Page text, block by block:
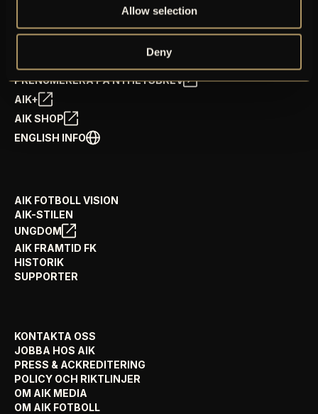
Allow selection
Deny
NYHETER
PRENUMERERA PÅ NYHETSBREV
AIK+
AIK SHOP
ENGLISH INFO
AIK FOTBOLL VISION
AIK-STILEN
UNGDOM
AIK FRAMTID FK
HISTORIK
SUPPORTER
KONTAKTA OSS
JOBBA HOS AIK
PRESS & ACKREDITERING
POLICY OCH RIKTLINJER
OM AIK MEDIA
OM AIK FOTBOLL